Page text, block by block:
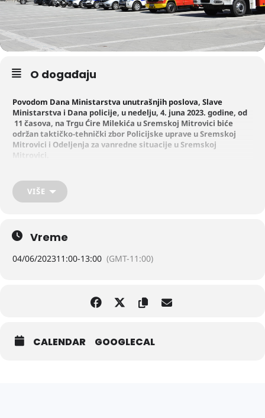
O događaju
Povodom Dana Ministarstva unutrašnjih poslova, Slave
Ministarstva i Dana policije, u nedelju, 4. juna 2023. godine, od
11 časova, na Trgu Ćire Milekića u Sremskoj Mitrovici biće
održan taktičko-tehnički zbor Policijske uprave u Sremskoj
Mitrovici i Odeljenja za vanredne situacije u Sremskoj
Mitrovici.
VIŠE
Vreme
04/06/202311:00-13:00 (GMT-11:00)
CALENDAR GOOGLECAL